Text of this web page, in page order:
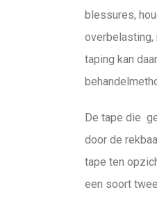
blessures,
overbelasting,
taping kan
De tape die
door de
tape ten
een soort